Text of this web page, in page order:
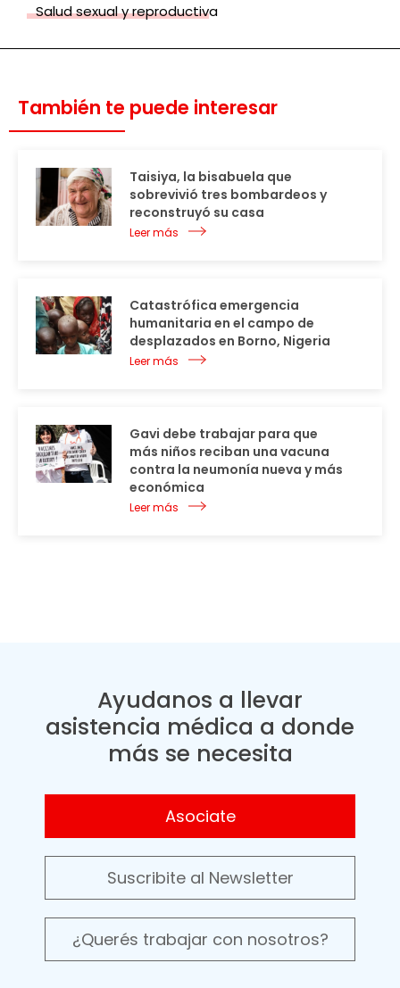
Salud sexual y reproductiva
También te puede interesar
Taisiya, la bisabuela que
sobrevivió tres bombardeos y
reconstruyó su casa
Leer más
Catastrófica emergencia
humanitaria en el campo de
desplazados en Borno, Nigeria
Leer más
Gavi debe trabajar para que
más niños reciban una vacuna
contra la neumonía nueva y más
económica
Leer más
Ayudanos a llevar
asistencia médica a donde
más se necesita
Asociate
Suscribite al Newsletter
¿Querés trabajar con nosotros?